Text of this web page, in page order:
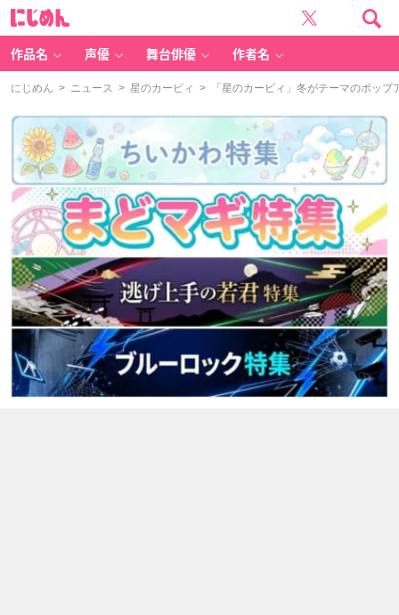
作品名 声優 舞台俳優 作者名
にじめん > ニュース > 星のカービィ > 「星のカービィ」冬がテーマのポップ